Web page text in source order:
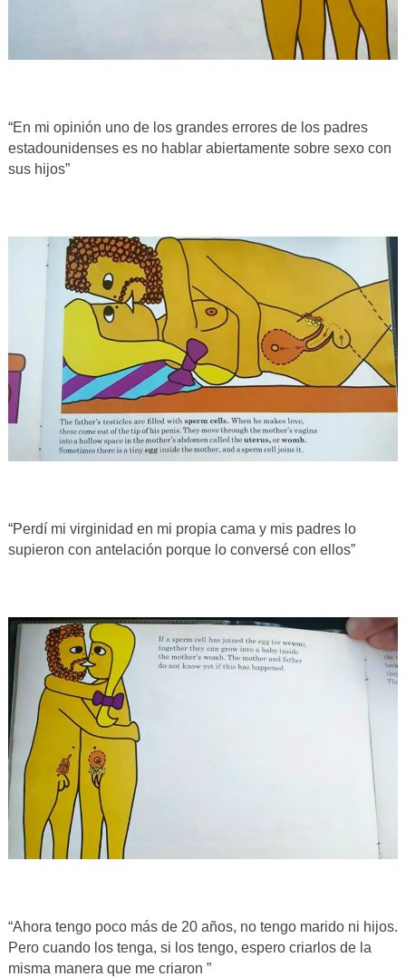
“En mi opinión uno de los grandes errores de los padres
estadounidenses es no hablar abiertamente sobre sexo con
sus hijos”
“Perdí mi virginidad en mi propia cama y mis padres lo
supieron con antelación porque lo conversé con ellos”
“Ahora tengo poco más de 20 años, no tengo marido ni hijos.
Pero cuando los tenga, si los tengo, espero criarlos de la
misma manera que me criaron ”